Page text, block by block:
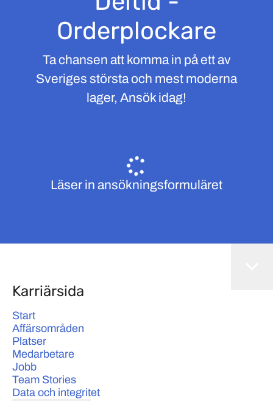
Orderplockare
Ta chansen att komma in på ett av
Sveriges största och mest moderna
lager, Ansök idag!
Läser in ansökningsformuläret
Karriärsida
Start
Affärsområden
Platser
Medarbetare
Jobb
Team Stories
Data och integritet